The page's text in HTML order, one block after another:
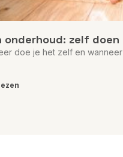
onderhoud: zelf
doe je het zelf en